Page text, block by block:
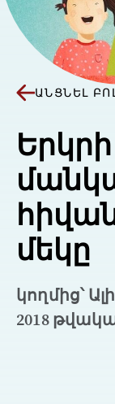
ԱՆՑՆԵԼ
մեկը
կողմից՝
2018